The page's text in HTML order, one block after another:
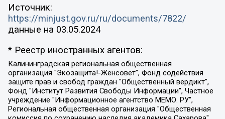
Источник:
https://minjust.gov.ru/ru/documents/7822/
данные на 03.05.2024
* Реестр иностранных агентов:
Калининградская региональная общественная организация "Экозащита!-Женсовет", Фонд содействия защите прав и свобод граждан "Общественный вердикт", Фонд "Институт Развития Свободы Информации", Частное учреждение "Информационное агентство МЕМО. РУ", Региональная общественная организация "Общественная комиссия по сохранению наследия академика Сахарова", Фонд поддержки свободы прессы, Санкт-Петербургская общественная правозащитная организация "Гражданский контроль", Межрегиональная общественная организация "Информационно-просветительский центр "Мемориал", Региональный Фонд "Центр Защиты Прав Средств Массовой Информации", с 05.12.2023 Фонд "Центр Защиты Прав Средств массовой информации", Региональная общественная благотворительная организация помощи беженцам и мигрантам "Гражданское содействие", Негосударственное образовательное учреждение дополнительного профессионального образования (повышение квалификации) специалистов "АКАДЕМИЯ ПО ПРАВАМ ЧЕЛОВЕКА", Свердловская региональная общественная организация "Сутяжник", Автономная некоммерческая организация "Центр независимых социологических исследований", Союз общественных объединений "Российский исследовательский центр по правам человека", Региональное общественное учреждение научно-информационный центр "МЕМОРИАЛ", Некоммерческая организация "Фонд защиты гласности", Автономная некоммерческая организация "Институт прав человека", Городская общественная организация "Екатеринбургское общество "МЕМОРИАЛ", Городская общественная организация "Рязанское историко-просветительское и правозащитное общество "Мемориал" (Рязанский Мемориал), Челябинский региональный орган общественной самодеятельности – женское общественное объединение "Женщины Евразии", Челябинский региональный орган общественной самодеятельности "Уральская правозащитная группа", Фонд содействия защите здоровья и социальной справедливости имени Андрея Рылькова, Автономная Некоммерческая Организация "Аналитический Центр Юрия Левады", Автономная некоммерческая организация социальной поддержки населения "Проект Апрель", Региональная общественная организация помощи женщинам и детям, находящимся в кризисной ситуации "Информационно-методический центр "Анна", Фонд содействия развитию массовых коммуникаций и правовому просвещению "Так-так-Так", Фонд содействия устойчивому развитию "Серебряная тайга", Свердловский региональный общественный фонд социальных проектов "Новое время", "Idel.Реалии", Кавказ.Реалии, Крым.Реалии, Телеканал Настоящее Время, Татаро-башкирская служба Радио Свобода (Azatliq Radiosi), Радио Свободная Европа/Радио Свобода (PCE/PC), "Сибирь.Реалии", "Фактограф", Благотворительный фонд помощи осужденным и их семьям, Автономная некоммерческая организация "Институт глобализации и социальных движений", Фонд "В защиту прав заключенных", Частное учреждение "Центр поддержки и содействия развитию средств массовой информации", Пензенский региональный общественный благотворительный фонд "Гражданский союз", "Север.Реалии", Некоммерческая организация Фонд "Правовая инициатива", Общество с ограниченной ответственностью "Радио Свободная Европа/Радио Свобода", Чешское информационное агентство "MEDIUM-ORIENT", Красноярская региональная общественная организация "Мы против СПИДа", Камалягин Денис Николаевич, Маркелов Сергей Евгеньевич, Пономарев Лев Александрович, Савицкая Людмила Алексеевна, Автономная некоммерческая организация "Центр по работе с проблемой насилия "НАСИЛИЮ.НЕТ", Межрегиональный профессиональный союз работников здравоохранения "Альянс врачей", Юридическое лицо, зарегистрированное в Латвийской Республике, SIA "Medusa Project" (регистрационный номер 40103797863, дата регистрации 10.06.2014), Некоммерческая организация "Фонд по борьбе с коррупцией", Автономная некоммерческая организация "Институт права и публичной политики", Баданин Роман Сергеевич, Гликин Максим Александрович, Железнова Мария Михайловна, Лукьянова Юлия Сергеевна, Маетная Елизавета Витальевна, Маняхин Петр Борисович, Чуракова Ольга Владимировна, Ярош Юлия Петровна, Юридическое лицо "The Insider SIA", зарегистрированное в Риге, Латвийская Республика (дата регистрации 26.06.2015), являющееся администратором доменного имени интернет-издания "The Insider SIA", https://theins.ru, Постернак Алексей Евгеньевич, Рубин Михаил Аркадьевич, Анин Роман Александрович, Юридическое лицо Istories fonds, зарегистрированное в Латвийской Республике (регистрационный номер 50008295751, дата регистрации 24.02.2020), Великовский Дмитрий Александрович, Долинина Ирина Николаевна, Мароховская Алеся Алексеевна, Шлейнов Роман Юрьевич, Шмагун Олеся Валентиновна, Общество с ограниченной ответственностью "Альтаир 2021", Общество с ограниченной ответственностью "Вега 2021", Общество с ограниченной ответственностью "Главный редактор 2021", Общество с ограниченной ответственностью "Ромашки монолит", Важенков Артем Валерьевич, Ивановская областная общественная организация "Центр гендерных исследований", Гурман Юрий Альбертович, Медиапроект "ОВД-Инфо", Егоров Владимир Владимирович, Жилинский Владимир Александрович, Общество с ограниченной ответственностью "ЗП", Иванова София Юрьевна, Карезина Инна Павловна, Кильтау Екатерина Викторовна, Петров Алексей Викторович, Пискунов Сергей Евгеньевич, Смирнов Сергей Сергеевич, Тихонов Михаил Сергеевич, Общество с ограниченной ответственностью "ЖУРНАЛИСТ-ИНОСТРАННЫЙ АГЕНТ", Арапова Галина Юрьевна, Вольтская Татьяна Анатольевна, Американская компания "Mason G.E.S. Anonymous Foundation" (США), являющаяся владельцем интернет-издания https://mnews.world/, Компания "Stichting Bellingcat", зарегистрированная в Нидерландах (дата регистрации 11.07.2018), Захаров Андрей Вячеславович, Клепиковская Екатерина Дмитриевна, Общество с ограниченной ответственностью "МЕМО", Перл Роман Александрович, Симонов Евгений Алексеевич, Соловьева Елена Анатольевна, Сотников Даниил Владимирович, Сурначева Елизавета Дмитриевна, Автономная некоммерческая организация по защите прав человека и информированию населения "Якутия – Наше Мнение", Общество с ограниченной ответственностью "Москоу диджитал медиа", с 26.01.2023 Общество с ограниченной ответственностью "Чайка Белые сады", Ветошкина Валерия Валерьевна, Заговора Максим Александрович, Межрегиональное общественное движение "Российская ЛГБТ - сеть", Оленичев Максим Владимирович, Павлов Иван Юрьевич, Скворцова Елена Сергеевна, Общество с ограниченной ответственностью "Как бы инагент", Кочетков Игорь Викторович, Общество с ограниченной ответственностью "Честные выборы", Еланчик Олег Александрович, Общество с ограниченной ответственностью "Нобелевский призыв", Гималова Регина Эмилевна, Григорьев Андрей Валерьевич, Григорьева Алина Александровна, Ассоциация по содействию защите прав призывников, альтернативнослужащих и военнослужащих "Правозащитная группа "Гражданин.Армия.Право", Хисамова Регина Фаритовна, Автономная некоммерческая организация по реализации социально-правовых программ "Лилит", Дальневосточное общественное движение "Маяк", Санкт-Петербургская ЛГБТ-инициативная группа "Выход", Инициативная группа ЛГБТ+ "Реверс", Алексеев Андрей Викторович, Бекбулатова Таисия Львовна, Беляев Иван Михайлович, Владыкина Елена Сергеевна, Гельман Марат Александрович, Никульшина Вероника Юрьевна, Толоконникова Надежда Андреевна, Шендерович Виктор Анатольевич, Общество с ограниченной ответственностью "Данное сообщение", Общество с ограниченной ответственностью Издательский дом "Новая глава", Айнбиндер Александра Александровна, Московский комьюнити-центр для ЛГБТ+инициатив, Благотворительный фонд развития филантропии, Deutsche Welle (Германия, Kurt-Schumacher-Strasse 3, 53113 Bonn), Борзунова Мария Михайловна, Воробьев Виктор Викторович, Голубева Анна Львовна, Константинова Алла Михайловна, Малкова Ирина Владимировна, Мурадов Мурад Абдулгалимович, Осетинская Елизавета Николаевна, Понасенков Евгений Николаевич, Ганапольский Матвей Юрьевич, Киселев Евгений Алексеевич, Борухович Ирина Григорьевна, Дремин Иван Тимофеевич, Дубровский Дмитрий Викторович, Красноярская региональная общественная организация поддержки и развития альтернативных образовательных технологий и межкультурных коммуникаций "ИНТЕРРА", Маяковская Екатерина Алексеевна, Фейгин Марк Захарович, Филимонов Андрей Викторович, Дзугкоева Регина Николаевна, Доброхотов Роман Александрович, Дудь Юрий Александрович, Елкин Сергей Владимирович, Кругликов Кирилл Игоревич, Сабунаева Мария Леонидовна, Семенов Алексей Владимирович, Шаинян Карен Багратович, Шульман Екатерина Михайловна, Асафьев Артур Валерьевич, Вахштайн Виктор Семенович, Венедиктов Алексей Алексеевич, Лушникова Екатерина Евгеньевна, Волков Леонид Михайлович, Невзоров Александр Глебович, Пархоменко Сергей Борисович, Сироткин Ярослав Николаевич, Кара-Мурза Владимир Владимирович, Баранова Наталья Владимировна, Гозман Леонид Яковлевич, Кагарлицкий Борис Юльевич, Климарев Михаил Валерьевич, Милов Владимир Станиславович, Автономная некоммерческая организация Краснодарский центр современного искусства "Типография", Моргенштерн Алишер Тагирович, Соболь Любовь Эдуардовна, Общество с ограниченной ответственностью "ЛИЗА НОРМ", Каспаров Гарри Кимович, Ходорковский Михаил Борисович, Общество с ограниченной ответственностью "Апрельские тезисы", Данилович Ирина Брониславовна, Кашин Олег Владимирович, Петров Николай Владимирович, Пивоваров Алексей Владимирович, Соколов Михаил Владимирович, Цветкова Юлия Владимировна, Чичваркин Евгений Александрович, Комитет против пыток/Команда против пыток, Общество с ограниченной ответственностью "Первый научный", Общество с ограниченной ответственностью "Вертолет и ко", Белоцерковская Вероника Борисовна, Кац Максим Евгеньевич, Лазарева Татьяна Юрьевна, Шаведдинов Руслан Табризович, Яшин Илья Валерьевич, Общество с ограниченной ответственностью "Иноагент ААВ", Алешковский Дмитрий Петрович, Альбац Евгения Марковна, Быков Дмитрий Львович, Галямина Юлия Евгеньевна, Лойко Сергей Леонидович, Мартынов Кирилл Константинович, Медведев Сергей Александрович, Крашенинников Федор Геннадиевич, Гордеева Катерина Вл